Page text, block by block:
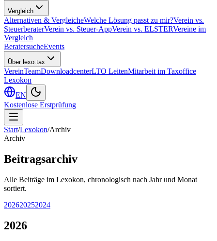
Vergleich
Alternativen & VergleicheWelche Lösung passt zu mir?Verein vs.
SteuerberaterVerein vs. Steuer-AppVerein vs. ELSTERVereine im
Vergleich
BeratersucheEvents
Über lexo.tax
VereinTeamDownloadcenterLTO LeitenMitarbeit im Taxoffice
Lexokon
EN
Kostenlose Erstprüfung
Start/Lexokon/Archiv
Archiv
Beitragsarchiv
Alle Beiträge im Lexokon, chronologisch nach Jahr und Monat
sortiert.
202620252024
2026